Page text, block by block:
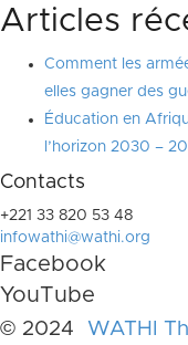
Articles
Comment les
elles gagner des
Éducation en
l’horizon 2030 –
Contacts
+221 33 820 53 48
infowathi@wathi.org
Facebook
YouTube
© 2024 WATHI